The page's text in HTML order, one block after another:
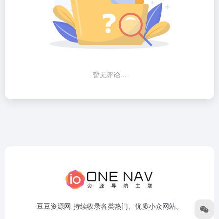
暂无评论...
豆豆资源网-持续收录各类热门、优质小众网站。